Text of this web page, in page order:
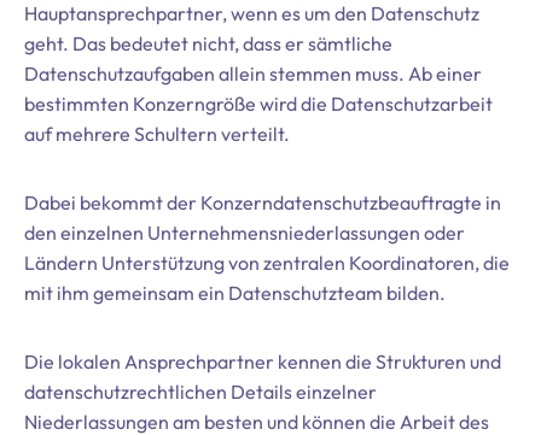
Hauptansprechpartner, wenn es um den Datenschutz
geht. Das bedeutet nicht, dass er sämtliche
Datenschutzaufgaben allein stemmen muss. Ab einer
bestimmten Konzerngröße wird die Datenschutzarbeit
auf mehrere Schultern verteilt.
Dabei bekommt der Konzerndatenschutzbeauftragte in
den einzelnen Unternehmensniederlassungen oder
Ländern Unterstützung von zentralen Koordinatoren, die
mit ihm gemeinsam ein Datenschutzteam bilden.
Die lokalen Ansprechpartner kennen die Strukturen und
datenschutzrechtlichen Details einzelner
Niederlassungen am besten und können die Arbeit des